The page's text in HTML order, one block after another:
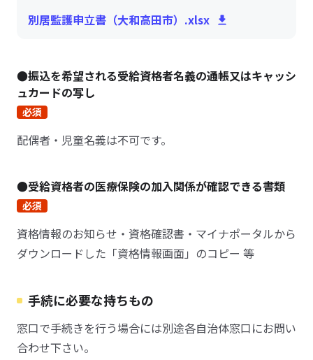
別居監護申立書（大和高田市）.xlsx
●振込を希望される受給資格者名義の通帳又はキャッシ
ュカードの写し
必須
配偶者・児童名義は不可です。
●受給資格者の医療保険の加入関係が確認できる書類
必須
資格情報のお知らせ・資格確認書・マイナポータルから
ダウンロードした「資格情報画面」のコピー 等
手続に必要な持ちもの
窓口で手続きを行う場合には別途各自治体窓口にお問い
合わせ下さい。